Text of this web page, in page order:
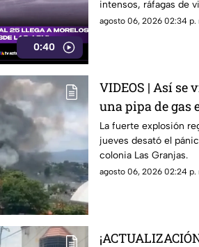
0:40
intensos, ráfagas de
áreas montañosas. En
agosto 06, 2026 02:34 p.
VIDEOS | Así se
una pipa de gas
Granjas,
La fuerte explosión
jueves desató el
colonia Las Granjas.
agosto 06, 2026 02:24 p.